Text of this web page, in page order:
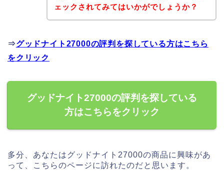
ェックされてみてはいかがでしょうか？
⇒グッドナイト27000の評判を探している方はこちら
をクリック
グッドナイト27000の評判を探している
方はこちらをクリック
多分、あなたはグッドナイト27000の商品に興味があ
って、こちらのページに訪れたのだと思います。